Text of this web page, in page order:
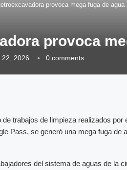
provoca mega fuga de
provoca
22, 2026 0 comments
de trabajos de limpieza realizados
Pass, se generó una mega fuga de
del sistema de aguas de la